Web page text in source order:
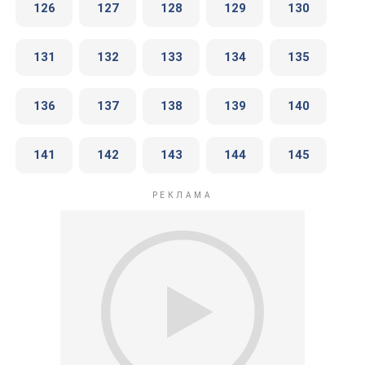
126 127 128 129 130
131 132 133 134 135
136 137 138 139 140
141 142 143 144 145